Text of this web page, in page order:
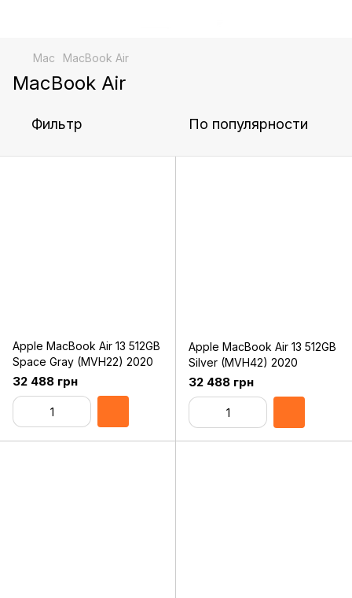
Mac MacBook Air
MacBook Air
Фильтр По популярности
Apple MacBook Air 13 512GB
Space Gray (MVH22) 2020
32 488 грн
Apple MacBook Air 13 512GB
Silver (MVH42) 2020
32 488 грн